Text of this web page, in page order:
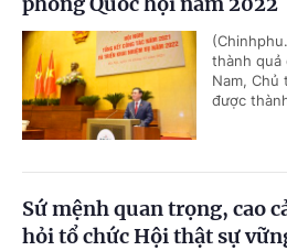
thành quả
Nam, Chủ
được
Sứ mệnh quan trọng, cao
hỏi tổ chức Hội thật sự